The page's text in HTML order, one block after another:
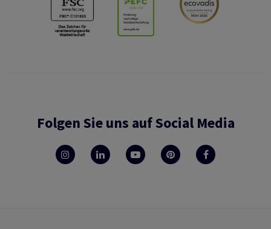
Folgen Sie uns auf Social Media